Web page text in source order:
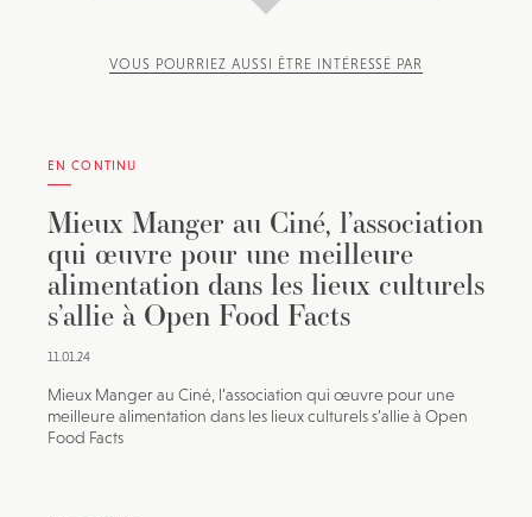
VOUS POURRIEZ AUSSI ÊTRE INTÉRESSÉ PAR
EN CONTINU
Mieux Manger au Ciné, l’association
qui œuvre pour une meilleure
alimentation dans les lieux culturels
s’allie à Open Food Facts
11.01.24
Mieux Manger au Ciné, l’association qui œuvre pour une
meilleure alimentation dans les lieux culturels s’allie à Open
Food Facts